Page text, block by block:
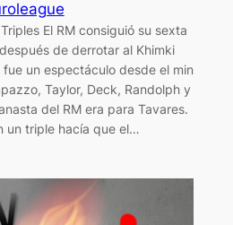
El RM consiguió su sexta
de derrotar al Khimki
un espectáculo desde el min
Taylor, Deck, Randolph y
del RM era para Tavares.
un triple hacía que el…